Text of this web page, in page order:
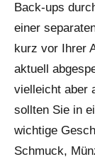
Back-ups
einer
kurz vor Ihrer
aktuell
vielleicht aber
sollten Sie in
wichtige
Schmuck,